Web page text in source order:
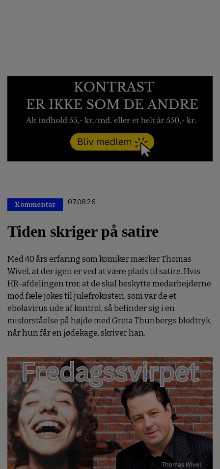
Kommentar 07.08.26
Tiden skriger på satire
Med 40 års erfaring som komiker mærker Thomas
Wivel, at der igen er ved at være plads til satire. Hvis
HR-afdelingen tror, at de skal beskytte medarbejderne
mod fæle jokes til julefrokosten, som var de et
ebolavirus ude af kontrol, så befinder sig i en
misforståelse på højde med Greta Thunbergs blodtryk,
når hun får en jødekage, skriver han.